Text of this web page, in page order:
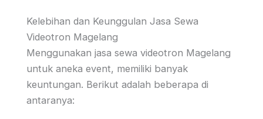
Kelebihan dan Keunggulan Jasa Sewa
Videotron Magelang
Menggunakan jasa sewa videotron Magelang
untuk aneka event, memiliki banyak
keuntungan. Berikut adalah beberapa di
antaranya: